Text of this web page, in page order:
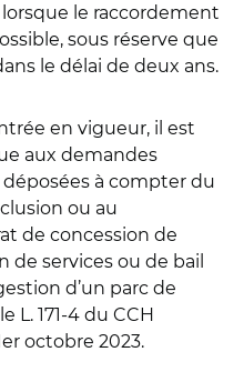
lorsque le raccordement
sous réserve que
le délai de deux ans.
en vigueur, il est
aux demandes
déposées à compter du
ou au
de concession de
de services ou de bail
d’un parc de
L. 171-4 du CCH
octobre 2023.